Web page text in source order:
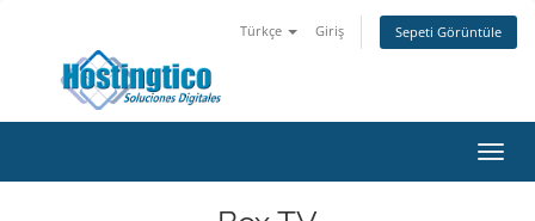
Türkçe Giriş Sepeti Görüntüle